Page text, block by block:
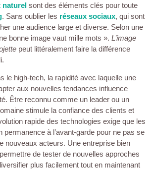
naturel sont des éléments clés pour toute
. Sans oublier les réseaux sociaux, qui sont
une audience large et diverse. Selon une
bonne image vaut mille mots ». L’image
peut littéralement faire la différence
le high-tech, la rapidité avec laquelle une
aux nouvelles tendances influence
Être reconnu comme un leader ou un
stimule la confiance des clients et
rapide des technologies exige que les
permanence à l’avant-garde pour ne pas se
nouveaux acteurs. Une entreprise bien
de tester de nouvelles approches
plus facilement tout en maintenant